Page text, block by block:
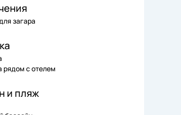
загара
рядом с отелем
и пляж